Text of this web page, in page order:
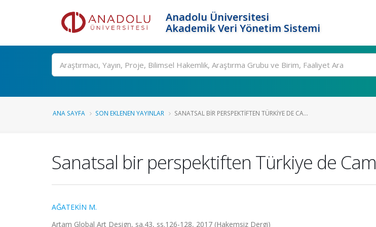
Anadolu Üniversitesi
Akademik Veri Yönetim Sistemi
Ara
ANA SAYFA SON EKLENEN YAYINLAR SANATSAL BIR PERSPEKTIFTEN TÜRKIYE DE CA...
Sanatsal bir perspektiften Türkiye de Cam
AĞATEKİN M.
Artam Global Art Design, sa.43, ss.126-128, 2017 (Hakemsiz Dergi)